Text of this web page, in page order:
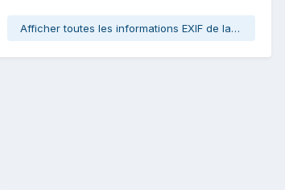
Afficher toutes les informations EXIF de la photo